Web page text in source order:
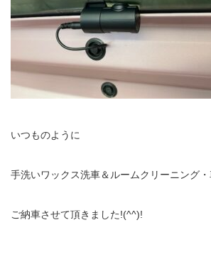
いつものように
手洗いワックス洗車＆ルームクリーニング
ご納車させて頂きました!(^^)!